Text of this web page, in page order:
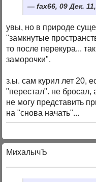
fax66, 09 Дек.
увы, но в природе
"замкнутые
то после перекура...
заморочки".
з.ы. сам курил лет 20,
"перестал". не бросал,
не могу представить
на "снова начать"...
МихалычЪ